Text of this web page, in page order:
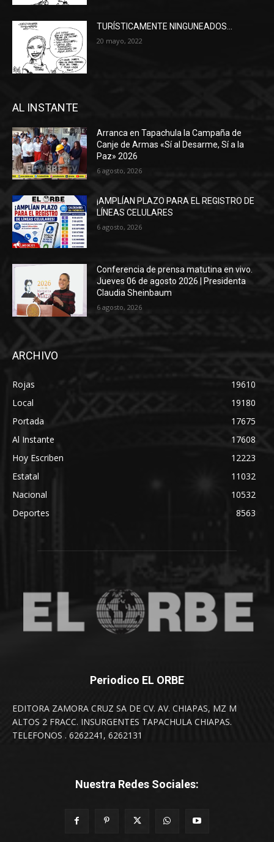
TURÍSTICAMENTE NINGUNEADOS…
20 mayo, 2022
AL INSTANTE
Arranca en Tapachula la Campaña de
Canje de Armas «Sí al Desarme, Sí a la
Paz» 2026
6 agosto, 2026
¡AMPLÍAN PLAZO PARA EL REGISTRO DE
LÍNEAS CELULARES
6 agosto, 2026
Conferencia de prensa matutina en vivo.
Jueves 06 de agosto 2026 | Presidenta
Claudia Sheinbaum
6 agosto, 2026
ARCHIVO
Rojas
19610
Local
19180
Portada
17675
Al Instante
17608
Hoy Escriben
12223
Estatal
11032
Nacional
10532
Deportes
8563
Periodico EL ORBE
EDITORA ZAMORA CRUZ SA DE CV. AV. CHIAPAS, MZ M
ALTOS 2 FRACC. INSURGENTES TAPACHULA CHIAPAS.
TELEFONOS . 6262241, 6262131
Nuestra Redes Sociales: